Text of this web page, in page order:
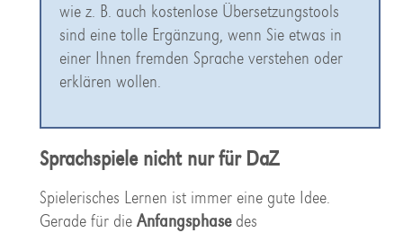
wie z. B. auch kostenlose Übersetzungstools
sind eine tolle Ergänzung, wenn Sie etwas in
einer Ihnen fremden Sprache verstehen oder
erklären wollen.
Sprachspiele nicht nur für DaZ
Spielerisches Lernen ist immer eine gute Idee.
Gerade für die Anfangsphasedes